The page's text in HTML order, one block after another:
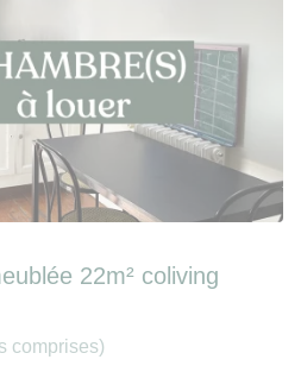
22m² coliving
comprises)